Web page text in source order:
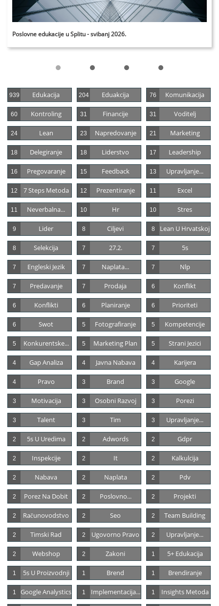
Poslovne edukacije u Splitu - svibanj 2026.
Edukacija
939 Eduakcija
204 Komunikacija
76
Kontroling
60 Financije
31 Voditelj
31
Lean
24 Napredovanje
23 Marketing
21
Delegiranje
18 Liderstvo
18 Leadership
17
Pregovaranje
16 Feedback
15 Upravljanje...
13
7 Steps Metoda
12 Prezentiranje
12 Excel
11
Neverbalna...
11 Hr
10 Stres
10
Lider
9 Ciljevi
8 Lean U Hrvatskoj
8
Selekcija
8 27.2.
7 5s
7
Engleski Jezik
7 Naplata...
7 Nlp
7
Predavanje
7 Prodaja
7 Konflikt
6
Konflikti
6 Planiranje
6 Prioriteti
6
Swot
6 Fotografiranje
5 Kompetencije
5
Konkurentske...
5 Marketing Plan
5 Strani Jezici
5
Gap Analiza
4 Javna Nabava
4 Karijera
4
Pravo
4 Brand
3 Google
3
Motivacija
3 Osobni Razvoj
3 Porezi
3
Talent
3 Tim
3 Upravljanje...
3
5s U Uredima
2 Adwords
2 Gdpr
2
Inspekcije
2 It
2 Kalkulcija
2
Nabava
2 Naplata
2 Pdv
2
Porez Na Dobit
2 Poslovno...
2 Projekti
2
Računovodstvo
2 Seo
2 Team Building
2
Timski Rad
2 Ugovorno Pravo
2 Upravljanje...
2
Webshop
2 Zakoni
2 5+ Edukacija
1
5s U Proizvodnji
1 Brend
1 Brendiranje
1
Google Analystics
1 Implementacija...
1 Insights Metoda
1